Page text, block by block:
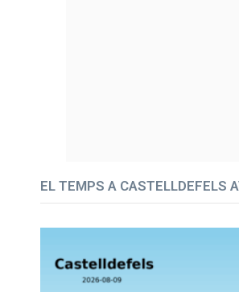
EL TEMPS A CASTELLDEFELS